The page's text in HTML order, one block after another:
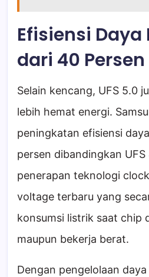
Efisiensi Daya
dari 40 Persen
Selain kencang, UFS 5.0
lebih hemat energi.
peningkatan efisiensi
persen dibandingkan UFS
penerapan teknologi
voltage terbaru yang
konsumsi listrik saat chip
maupun bekerja berat.
Dengan pengelolaan